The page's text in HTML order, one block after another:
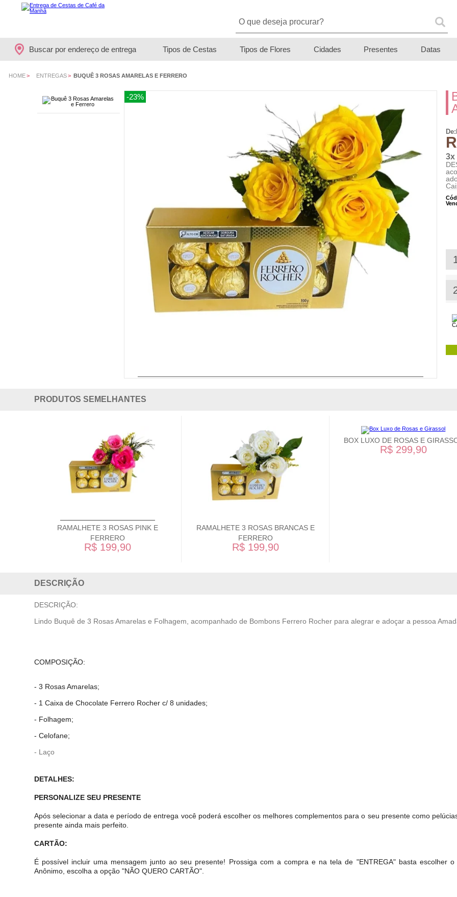
Buscar por endereço de entrega Tipos de Cestas Tipos de Flores Cidades Presentes Datas
HOME> ENTREGAS> BUQUÊ 3 ROSAS AMARELAS E FERRERO
-23%
3x
PRODUTOS SEMELHANTES
RAMALHETE 3 ROSAS PINK E
FERRERO
R$ 199,90
RAMALHETE 3 ROSAS BRANCAS E
FERRERO
R$ 199,90
BOX LUXO DE ROSAS E
R$ 299,90
DESCRIÇÃO
DESCRIÇÃO:
Lindo Buquê de 3 Rosas Amarelas e Folhagem, acompanhado de Bombons Ferrero Rocher para alegrar e adoçar a pessoa
COMPOSIÇÃO:
- 3 Rosas Amarelas;
- 1 Caixa de Chocolate Ferrero Rocher c/ 8 unidades;
- Folhagem;
- Celofane;
- Laço
DETALHES:
PERSONALIZE SEU PRESENTE
Após selecionar a data e período de entrega você poderá escolher os melhores complementos para o seu presente como
presente ainda mais perfeito.
CARTÃO:
É possível incluir uma mensagem junto ao seu presente! Prossiga com a compra e na tela de "ENTREGA" basta escolher
Anônimo, escolha a opção "NÃO QUERO CARTÃO".